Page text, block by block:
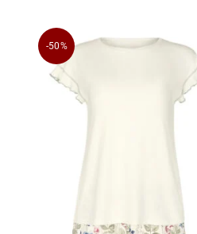
-50%